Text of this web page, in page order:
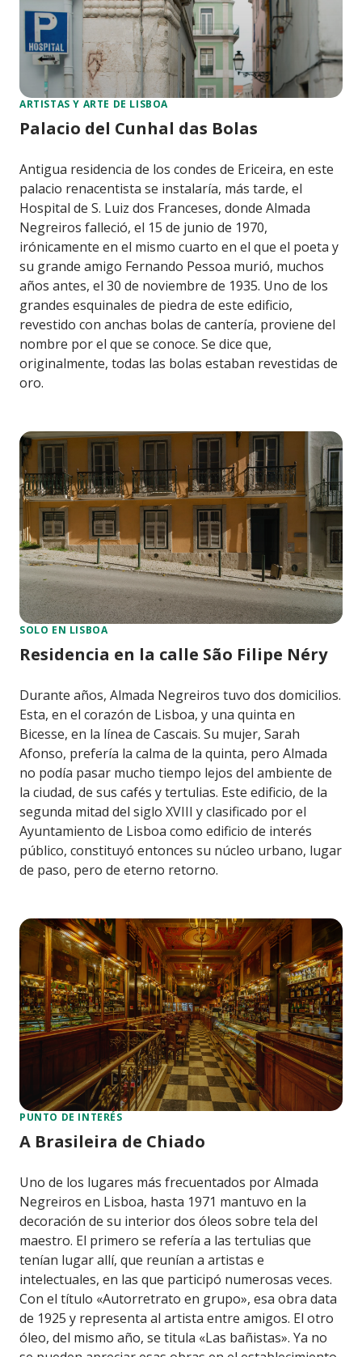
ARTISTAS Y ARTE DE LISBOA
Palacio del Cunhal das Bolas
Antigua residencia de los condes de Ericeira, en este
palacio renacentista se instalaría, más tarde, el
Hospital de S. Luiz dos Franceses, donde Almada
Negreiros falleció, el 15 de junio de 1970,
irónicamente en el mismo cuarto en el que el poeta y
su grande amigo Fernando Pessoa murió, muchos
años antes, el 30 de noviembre de 1935. Uno de los
grandes esquinales de piedra de este edificio,
revestido con anchas bolas de cantería, proviene del
nombre por el que se conoce. Se dice que,
originalmente, todas las bolas estaban revestidas de
oro.
SOLO EN LISBOA
Residencia en la calle São Filipe Néry
Durante años, Almada Negreiros tuvo dos domicilios.
Esta, en el corazón de Lisboa, y una quinta en
Bicesse, en la línea de Cascais. Su mujer, Sarah
Afonso, prefería la calma de la quinta, pero Almada
no podía pasar mucho tiempo lejos del ambiente de
la ciudad, de sus cafés y tertulias. Este edificio, de la
segunda mitad del siglo XVIII y clasificado por el
Ayuntamiento de Lisboa como edificio de interés
público, constituyó entonces su núcleo urbano, lugar
de paso, pero de eterno retorno.
PUNTO DE INTERÉS
A Brasileira de Chiado
Uno de los lugares más frecuentados por Almada
Negreiros en Lisboa, hasta 1971 mantuvo en la
decoración de su interior dos óleos sobre tela del
maestro. El primero se refería a las tertulias que
tenían lugar allí, que reunían a artistas e
intelectuales, en las que participó numerosas veces.
Con el título «Autorretrato en grupo», esa obra data
de 1925 y representa al artista entre amigos. El otro
óleo, del mismo año, se titula «Las bañistas». Ya no